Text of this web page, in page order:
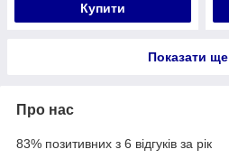
Купити
Показати ще
Про нас
83% позитивних з 6 відгуків за рік